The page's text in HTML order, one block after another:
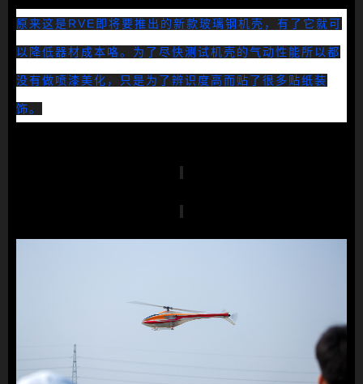
原来这是RVE即将要推出的新款玻璃钢机壳，有了它就可
以降低器材成本咯。为了尽快测试机壳的气动性能所以都
没有做喷漆美化，只是为了辨识度高而贴了很多贴纸装
饰。